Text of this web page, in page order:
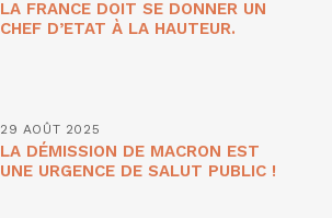
LA FRANCE DOIT SE DONNER UN
CHEF D’ETAT À LA HAUTEUR.
29 AOÛT 2025
LA DÉMISSION DE MACRON EST
UNE URGENCE DE SALUT PUBLIC !